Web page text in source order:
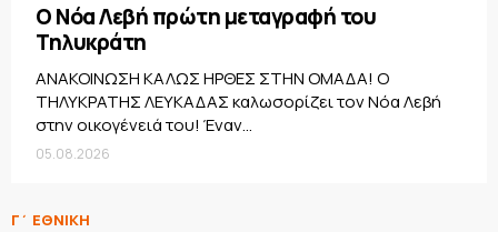
Ο Νόα Λεβή πρώτη μεταγραφή του
Τηλυκράτη
ΑΝΑΚΟΙΝΩΣΗ ΚΑΛΩΣ ΗΡΘΕΣ ΣΤΗΝ ΟΜΑΔΑ! Ο
ΤΗΛΥΚΡΑΤΗΣ ΛΕΥΚΑΔΑΣ καλωσορίζει τον Νόα Λεβή
στην οικογένειά του! Έναν...
05.08.2026
Γ΄ ΕΘΝΙΚΗ